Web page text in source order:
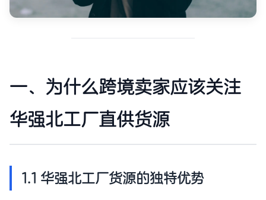
一、为什么跨境卖家应该关注
华强北工厂直供货源
1.1 华强北工厂货源的独特优势